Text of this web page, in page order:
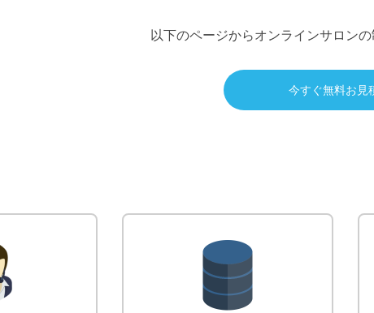
以下のページからオンラインサロン
今すぐ無料お見